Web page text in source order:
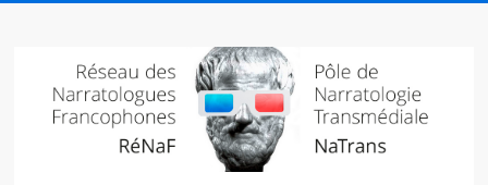
Réseau
des
narratologues